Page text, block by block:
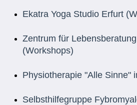
Ekatra Yoga Studio Erfurt
Zentrum für
(Workshops)
Physiotherapie "Alle Sinne"
Selbsthilfegruppe